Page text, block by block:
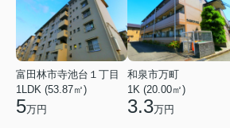
富田林市寺池台１丁目
1LDK (53.87㎡)
5万円
和泉市万町
1K (20.00㎡)
3.3万円